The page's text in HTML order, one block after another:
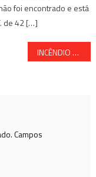
foi encontrado e está
de 42 […]
INCÊNDIO NO MERCADO CULTURAL DE CANDEIAS
Campos